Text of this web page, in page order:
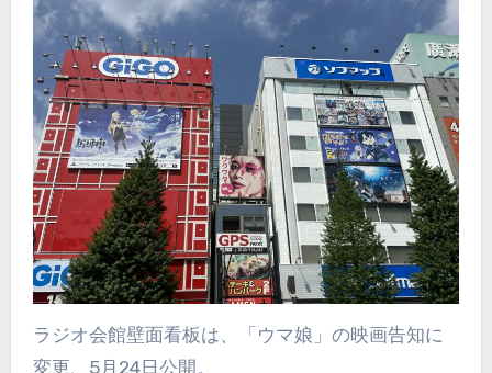
ラジオ会館壁面看板は、「ウマ娘」の映画告知に
変更、5月24日公開。